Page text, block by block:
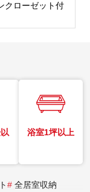
クローゼット付
浴室1坪以上
# 全居室収納